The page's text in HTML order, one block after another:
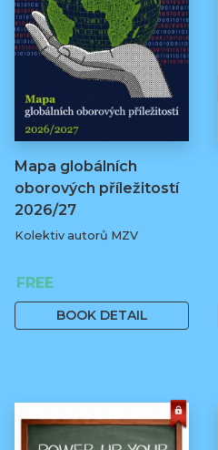
Mapa globálních
oborových příležitostí
2026/27
Kolektiv autorů MZV
FREE
BOOK DETAIL